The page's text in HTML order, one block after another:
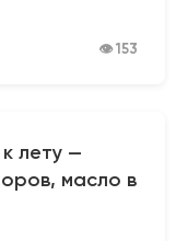
👁 153
лету —
масло в